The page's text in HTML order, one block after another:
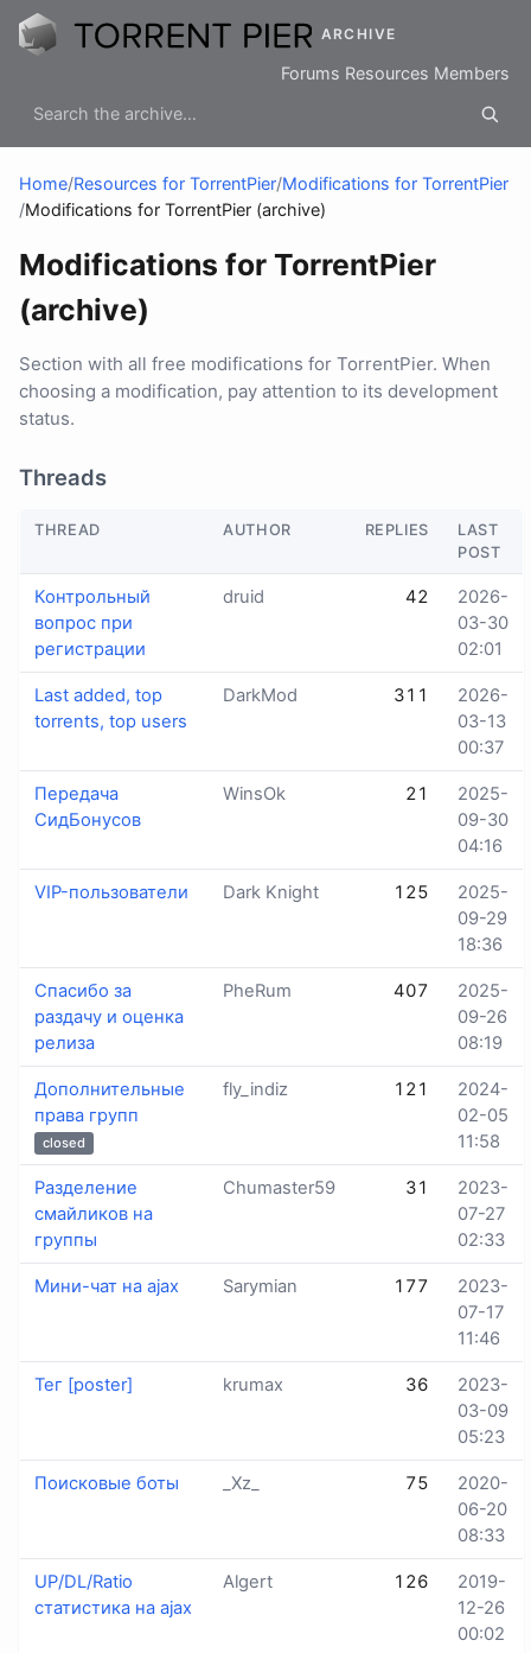
ARCHIVE
Forums Resources Members
Home/Resources for TorrentPier/Modifications for TorrentPier
/Modifications for TorrentPier (archive)
Modifications for TorrentPier
(archive)
Section with all free modifications for TorrentPier. When
choosing a modification, pay attention to its development
status.
Threads
THREAD AUTHOR REPLIES
LAST
POST
Контрольный
вопрос при
регистрации
druid 42
2026-
03-30
02:01
Last added, top
torrents, top users
DarkMod 311
2026-
03-13
00:37
Передача
СидБонусов
WinsOk 21
2025-
09-30
04:16
VIP-пользователи Dark Knight 125
2025-
09-29
18:36
Спасибо за
раздачу и оценка
релиза
PheRum 407
2025-
09-26
08:19
Дополнительные
права групп
closed
fly_indiz 121
2024-
02-05
11:58
Разделение
смайликов на
группы
Chumaster59 31
2023-
07-27
02:33
Мини-чат на ajax Sarymian 177
2023-
07-17
11:46
Тег [poster] krumax 36
2023-
03-09
05:23
Поисковые боты _Xz_ 75
2020-
06-20
08:33
UP/DL/Ratio
статистика на ajax
Algert 126
2019-
12-26
00:02